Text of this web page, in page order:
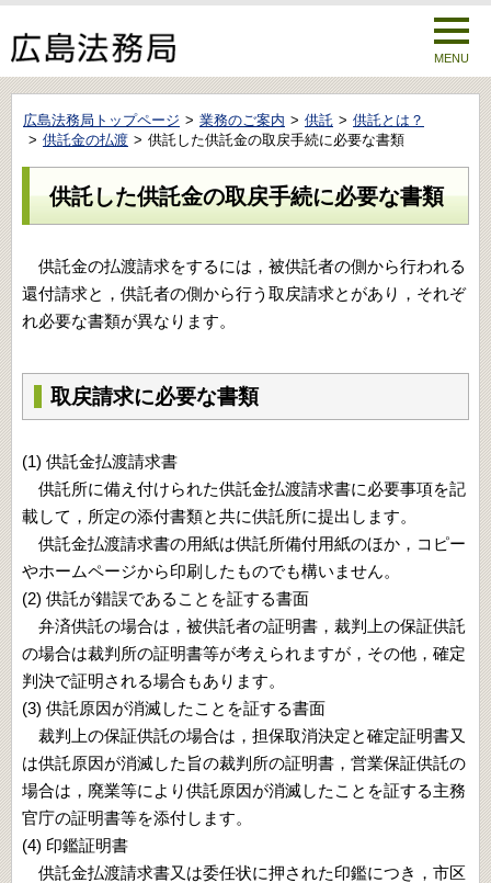
MENU
広島法務局トップページ 業務のご案内 供託
供託とは？
供託金の払渡
供託した供託金の取戻手続に必要な書類
供託した供託金の取戻手続に必要な書類
供託金の払渡請求をするには，被供託者の側から行われる
還付請求と，供託者の側から行う取戻請求とがあり，それぞ
れ必要な書類が異なります。
取戻請求に必要な書類
(1) 供託金払渡請求書
供託所に備え付けられた供託金払渡請求書に必要事項を記
載して，所定の添付書類と共に供託所に提出します。
供託金払渡請求書の用紙は供託所備付用紙のほか，コピー
やホームページから印刷したものでも構いません。
(2) 供託が錯誤であることを証する書面
弁済供託の場合は，被供託者の証明書，裁判上の保証供託
の場合は裁判所の証明書等が考えられますが，その他，確定
判決で証明される場合もあります。
(3) 供託原因が消滅したことを証する書面
裁判上の保証供託の場合は，担保取消決定と確定証明書又
は供託原因が消滅した旨の裁判所の証明書，営業保証供託の
場合は，廃業等により供託原因が消滅したことを証する主務
官庁の証明書等を添付します。
(4) 印鑑証明書
供託金払渡請求書又は委任状に押された印鑑につき，市区